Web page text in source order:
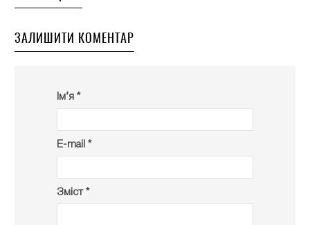
ЗАЛИШИТИ КОМЕНТАР
Ім’я *
E-mail *
Зміст *